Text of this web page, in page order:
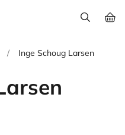
/ Inge Schoug Larsen